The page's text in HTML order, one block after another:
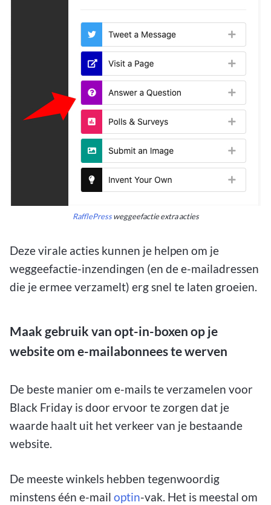
RafflePressweggeefactie extra acties
Deze virale acties kunnen je helpen om je
weggeefactie-inzendingen (en de e-mailadressen
die je ermee verzamelt) erg snel te laten groeien.
Maak gebruik van opt-in-boxen op je
website om e-mailabonnees te werven
De beste manier om e-mails te verzamelen voor
Black Friday is door ervoor te zorgen dat je
waarde haalt uit het verkeer van je bestaande
website.
De meeste winkels hebben tegenwoordig
minstens één e-mail optin-vak. Het is meestal om